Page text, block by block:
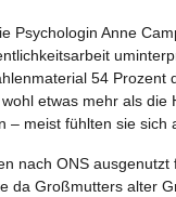
Psychologin Anne
54
etwas mehr als
meist fühlten sie sich
nach ONS
da Großmutters alter